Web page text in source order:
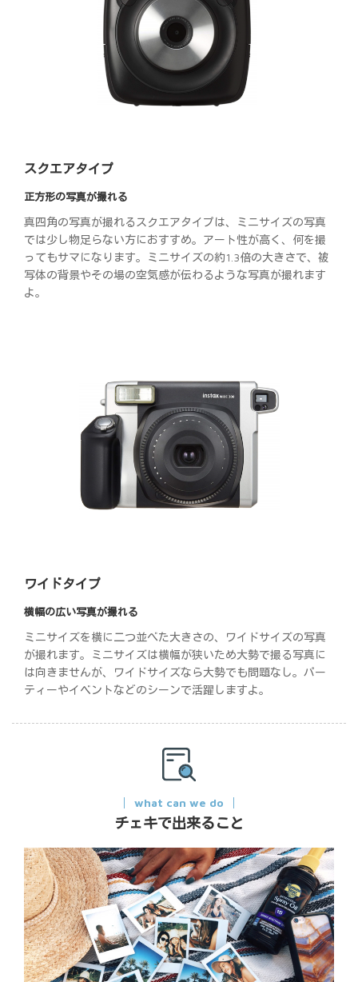
スクエアタイプ
正方形の写真が撮れる
真四角の写真が撮れるスクエアタイプは、ミニサイズの写真
では少し物足らない方におすすめ。アート性が高く、何を撮
ってもサマになります。ミニサイズの約1.3倍の大きさで、被
写体の背景やその場の空気感が伝わるような写真が撮れます
よ。
ワイドタイプ
横幅の広い写真が撮れる
ミニサイズを横に二つ並べた大きさの、ワイドサイズの写真
が撮れます。ミニサイズは横幅が狭いため大勢で撮る写真に
は向きませんが、ワイドサイズなら大勢でも問題なし。パー
ティーやイベントなどのシーンで活躍しますよ。
what can we do
チェキで出来ること